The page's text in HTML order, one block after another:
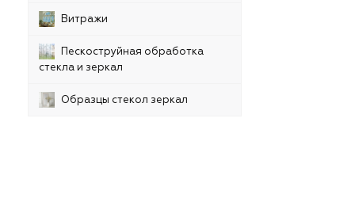
Витражи
Пескоструйная обработка
стекла и зеркал
Образцы стекол зеркал